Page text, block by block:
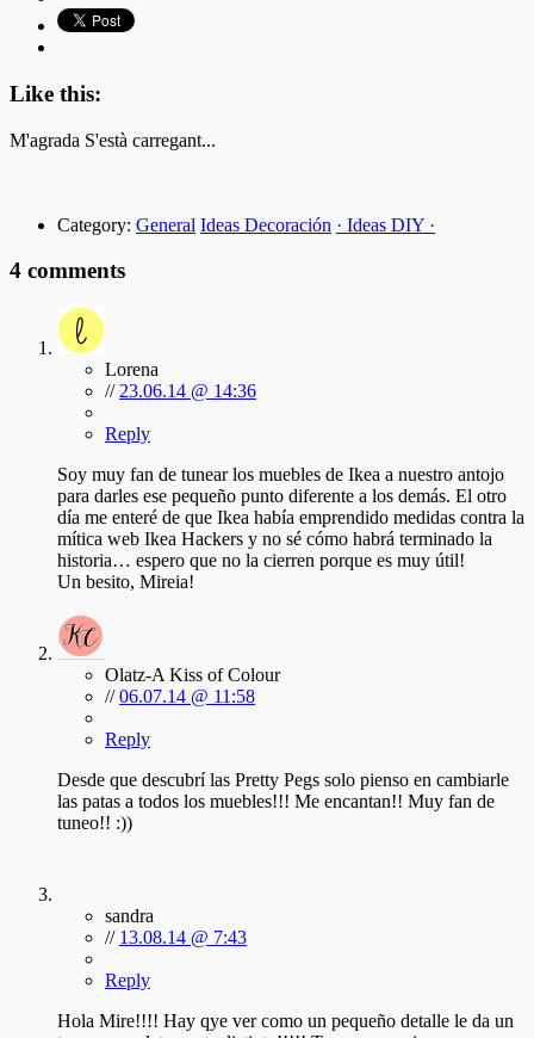
Like this:
M'agrada S'està carregant...
Category: General Ideas Decoración · Ideas DIY ·
4 comments
Lorena
// 23.06.14 @ 14:36
Reply
Soy muy fan de tunear los muebles de Ikea a nuestro antojo
para darles ese pequeño punto diferente a los demás. El otro
día me enteré de que Ikea había emprendido medidas contra la
mítica web Ikea Hackers y no sé cómo habrá terminado la
historia… espero que no la cierren porque es muy útil!
Un besito, Mireia!
Olatz-A Kiss of Colour
//06.07.14 @ 11:58
Reply
Desde que descubrí las Pretty Pegs solo pienso en cambiarle
las patas a todos los muebles!!! Me encantan!! Muy fan de
tuneo!! :))
sandra
// 13.08.14 @ 7:43
Reply
Hola Mire!!!! Hay qye ver como un pequeño detalle le da un